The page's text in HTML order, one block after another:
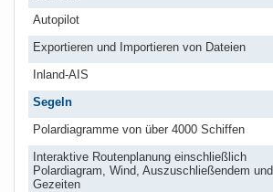
Autopilot
Exportieren und Importieren von Dateien
Inland-AIS
Segeln
Polardiagramme von über 4000 Schiffen
Interaktive Routenplanung einschließlich
Polardiagram, Wind, Auszuschließendem und
Gezeiten